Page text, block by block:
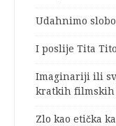
Udahnimo
I poslije Tita Tito
Imaginariji ili
kratkih filmskih
Zlo kao etička